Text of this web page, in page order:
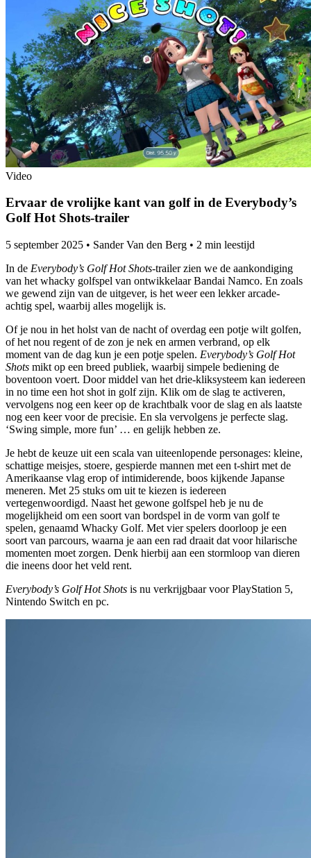
Video
Ervaar de vrolijke kant van golf in de Everybody’s
Golf Hot Shots-trailer
5 september 2025 • Sander Van den Berg • 2 min leestijd
In de Everybody’s Golf Hot Shots-trailer zien we de aankondiging
van het whacky golfspel van ontwikkelaar Bandai Namco. En zoals
we gewend zijn van de uitgever, is het weer een lekker arcade-
achtig spel, waarbij alles mogelijk is.
Of je nou in het holst van de nacht of overdag een potje wilt golfen,
of het nou regent of de zon je nek en armen verbrand, op elk
moment van de dag kun je een potje spelen. Everybody’s Golf Hot
Shots mikt op een breed publiek, waarbij simpele bediening de
boventoon voert. Door middel van het drie-kliksysteem kan iedereen
in no time een hot shot in golf zijn. Klik om de slag te activeren,
vervolgens nog een keer op de krachtbalk voor de slag en als laatste
nog een keer voor de precisie. En sla vervolgens je perfecte slag.
‘Swing simple, more fun’ … en gelijk hebben ze.
Je hebt de keuze uit een scala van uiteenlopende personages: kleine,
schattige meisjes, stoere, gespierde mannen met een t-shirt met de
Amerikaanse vlag erop of intimiderende, boos kijkende Japanse
meneren. Met 25 stuks om uit te kiezen is iedereen
vertegenwoordigd. Naast het gewone golfspel heb je nu de
mogelijkheid om een soort van bordspel in de vorm van golf te
spelen, genaamd Whacky Golf. Met vier spelers doorloop je een
soort van parcours, waarna je aan een rad draait dat voor hilarische
momenten moet zorgen. Denk hierbij aan een stormloop van dieren
die ineens door het veld rent.
Everybody’s Golf Hot Shots is nu verkrijgbaar voor PlayStation 5,
Nintendo Switch en pc.